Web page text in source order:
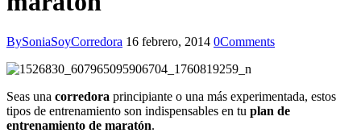
BySoniaSoyCorredora 16 febrero, 2014 0Comments
Seas una corredora principiante o una más experimentada, estos
tipos de entrenamiento son indispensables en tu plan de
entrenamiento de maratón.